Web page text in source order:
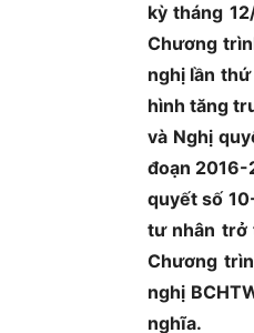
kỳ tháng
Chương
nghị lần
hình tăng
và Nghị
đoạn 2016-
quyết số
tư nhân trở
Chương
nghị
nghĩa.